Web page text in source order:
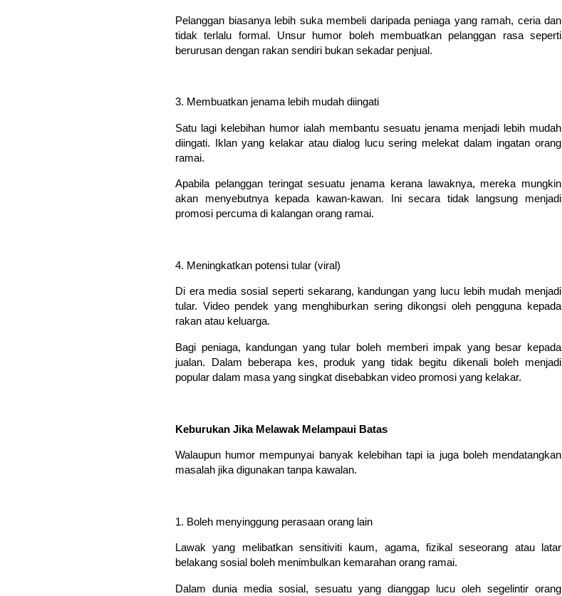
Pelanggan biasanya lebih suka membeli daripada peniaga yang ramah, ceria dan
tidak terlalu formal. Unsur humor boleh membuatkan pelanggan rasa seperti
berurusan dengan rakan sendiri bukan sekadar penjual.
3. Membuatkan jenama lebih mudah diingati
Satu lagi kelebihan humor ialah membantu sesuatu jenama menjadi lebih mudah
diingati. Iklan yang kelakar atau dialog lucu sering melekat dalam ingatan orang
ramai.
Apabila pelanggan teringat sesuatu jenama kerana lawaknya, mereka mungkin
akan menyebutnya kepada kawan-kawan. Ini secara tidak langsung menjadi
promosi percuma di kalangan orang ramai.
4. Meningkatkan potensi tular (viral)
Di era media sosial seperti sekarang, kandungan yang lucu lebih mudah menjadi
tular. Video pendek yang menghiburkan sering dikongsi oleh pengguna kepada
rakan atau keluarga.
Bagi peniaga, kandungan yang tular boleh memberi impak yang besar kepada
jualan. Dalam beberapa kes, produk yang tidak begitu dikenali boleh menjadi
popular dalam masa yang singkat disebabkan video promosi yang kelakar.
Keburukan Jika Melawak Melampaui Batas
Walaupun humor mempunyai banyak kelebihan tapi ia juga boleh mendatangkan
masalah jika digunakan tanpa kawalan.
1. Boleh menyinggung perasaan orang lain
Lawak yang melibatkan sensitiviti kaum, agama, fizikal seseorang atau latar
belakang sosial boleh menimbulkan kemarahan orang ramai.
Dalam dunia media sosial, sesuatu yang dianggap lucu oleh segelintir orang